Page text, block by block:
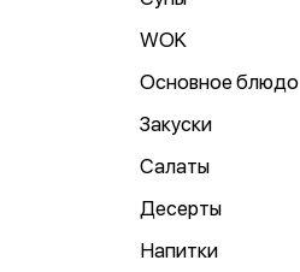
WOK
Основное блюдо
Закуски
Салаты
Десерты
Напитки